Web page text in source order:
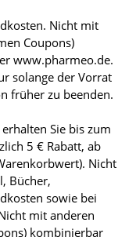
Nicht mit
Coupons)
www.pharmeo.de.
solange der Vorrat
früher zu beenden.
Sie bis zum
5 € Rabatt, ab
Nicht
Bücher,
sowie bei
mit anderen
kombinierbar